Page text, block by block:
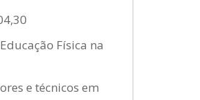
Física na
e técnicos em